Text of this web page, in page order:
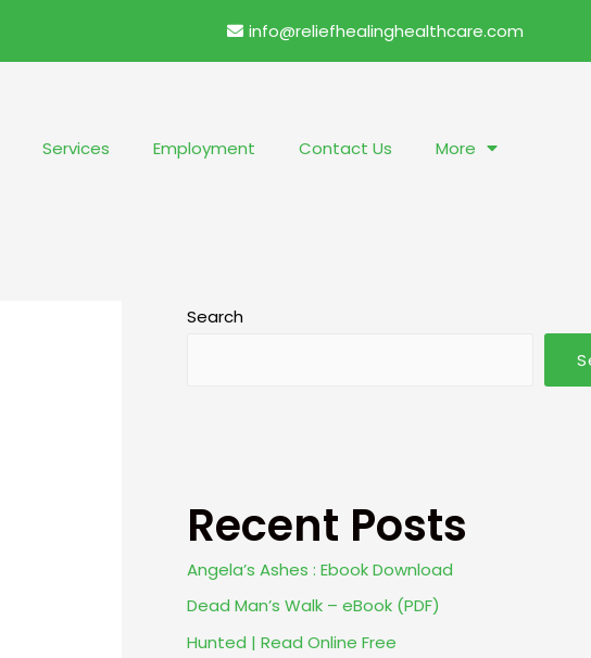
info@reliefhealinghealthcare.com
Services Employment Contact Us More
Search
Recent Posts
Angela’s Ashes : Ebook Download
Dead Man’s Walk – eBook (PDF)
Hunted | Read Online Free